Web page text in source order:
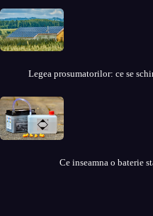
Legea prosumatorilor: ce se
Ce inseamna o baterie